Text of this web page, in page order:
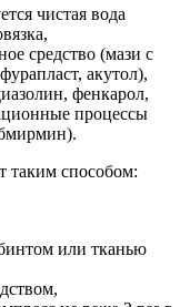
чистая вода
средство (мази с
акутол),
фенкарол,
процессы
таким способом:
или тканью